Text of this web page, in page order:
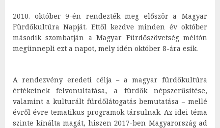
2010. október 9-én rendezték meg először a Magyar
Fürdőkultúra Napját. Ettől kezdve minden év október
második szombatján a Magyar Fürdőszövetség méltón
megünnepli ezt a napot, mely idén október 8-ára esik.
A rendezvény eredeti célja – a magyar fürdőkultúra
értékeinek felvonultatása, a fürdők népszerűsítése,
valamint a kulturált fürdőlátogatás bemutatása – mellé
évről évre tematikus programok társulnak. Az idei téma
szinte kínálta magát, hiszen 2017-ben Magyarország ad